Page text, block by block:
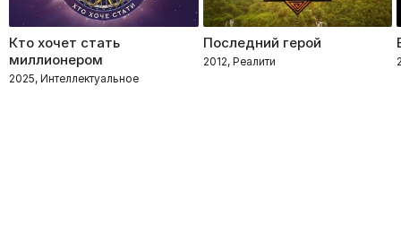
Кто хочет стать
миллионером
2025, Интеллектуальное
Последний герой
2012, Реалити